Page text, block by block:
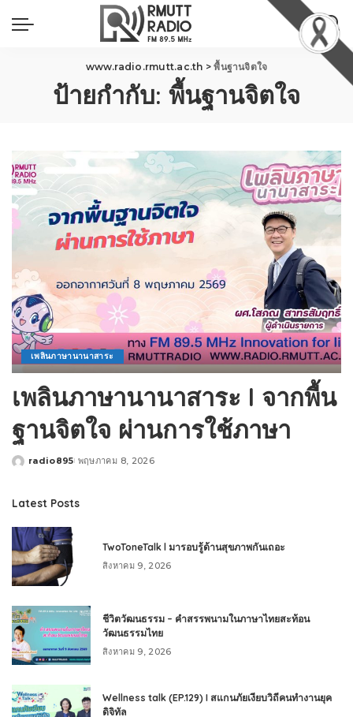
www.radio.rmutt.ac.th >พื้นฐานจิตใจ
ป้ายกำกับ: พื้นฐานจิตใจ
เพลินภาษานานาสาระ
เพลินภาษานานาสาระ l จากพื้น
ฐานจิตใจ ผ่านการใช้ภาษา
Posted
radio895 พฤษภาคม 8, 2026
Latest Posts
TwoToneTalk l มารอบรู้ด้านสุขภาพกันเถอะ
สิงหาคม 9, 2026
ชีวิตวัฒนธรรม – คำสรรพนามในภาษาไทยสะท้อน
วัฒนธรรมไทย
สิงหาคม 9, 2026
Wellness talk (EP.129) I สแกนภัยเงียบวิถีคนทำงานยุค
ดิจิทัล